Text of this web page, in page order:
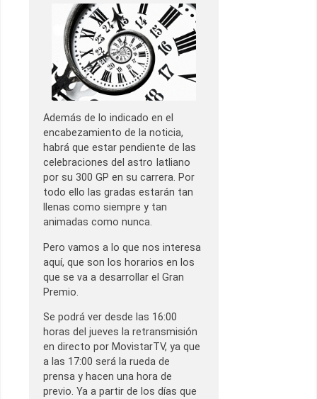
Además de lo indicado en el
encabezamiento de la noticia,
habrá que estar pendiente de las
celebraciones del astro Iatliano
por su 300 GP en su carrera. Por
todo ello las gradas estarán tan
llenas como siempre y tan
animadas como nunca.
Pero vamos a lo que nos interesa
aquí, que son los horarios en los
que se va a desarrollar el Gran
Premio.
Se podrá ver desde las 16:00
horas del jueves la retransmisión
en directo por MovistarTV, ya que
a las 17:00 será la rueda de
prensa y hacen una hora de
previo. Ya a partir de los días que